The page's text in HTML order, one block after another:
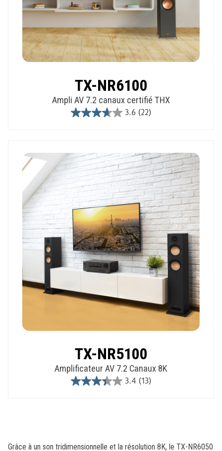
TX-NR6100
Ampli AV 7.2 canaux certifié THX
3.6 (22)
3.6
stars.
22
reviews
TX-NR5100
Amplificateur AV 7.2 Canaux 8K
3.4 (13)
3.4
reviews
Grâce à un son tridimensionnelle et la résolution 8K, le TX-NR6050